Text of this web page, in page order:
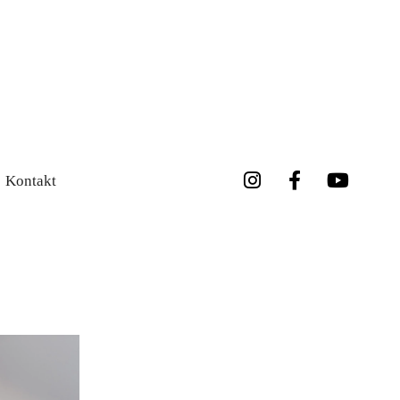
Kontakt